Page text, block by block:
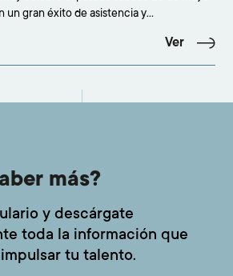
un gran éxito de asistencia y
Benz de Santander. La cita
por la moda emergente y cons
Ver
más?
y descárgate
toda la información que
tu talento.